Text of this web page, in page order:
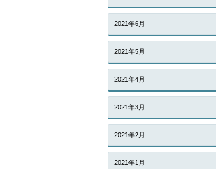
2021年6月
2021年5月
2021年4月
2021年3月
2021年2月
2021年1月